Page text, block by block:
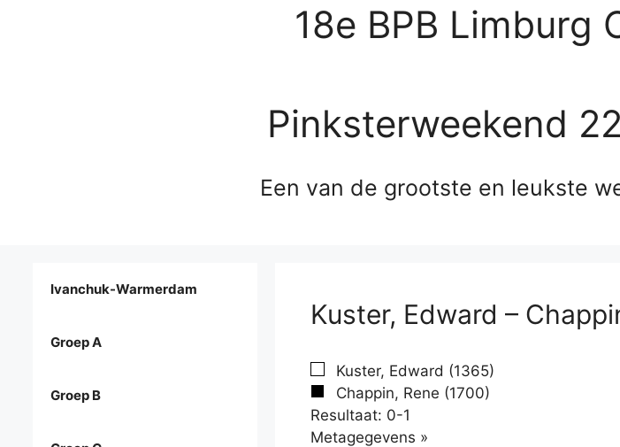
18e BPB Limburg
Pinksterweekend
Een van de grootste en leukste
Kuster, Edward –
Kuster, Edward (1365)
Chappin, Rene (1700)
Resultaat: 0-1
Metagegevens »
Ivanchuk-Warmerdam
Groep A
Groep B